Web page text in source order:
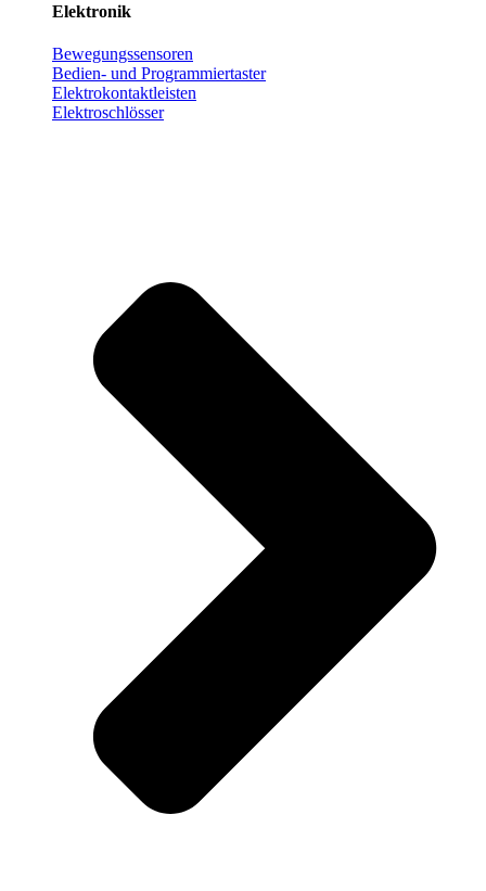
Elektronik
Bewegungssensoren
Bedien- und Programmiertaster
Elektrokontaktleisten
Elektroschlösser